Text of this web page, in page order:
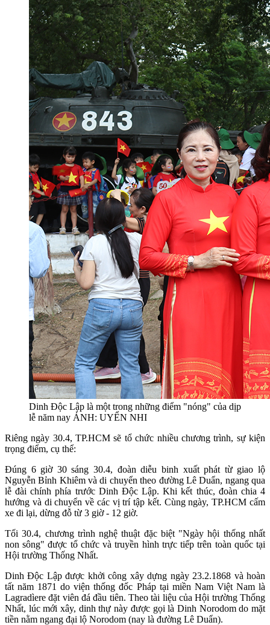
Dinh Độc Lập là một trong những điểm "nóng" của dịp
lễ năm nay ẢNH: UYỂN NHI
Riêng ngày 30.4, TP.HCM sẽ tổ chức nhiều chương trình, sự kiện
trọng điểm, cụ thể:
Đúng 6 giờ 30 sáng 30.4, đoàn diễu binh xuất phát từ giao lộ
Nguyễn Bỉnh Khiêm và di chuyển theo đường Lê Duẩn, ngang qua
lễ đài chính phía trước Dinh Độc Lập. Khi kết thúc, đoàn chia 4
hướng và di chuyển về các vị trí tập kết. Cùng ngày, TP.HCM cấm
xe đi lại, dừng đỗ từ 3 giờ - 12 giờ.
Tối 30.4, chương trình nghệ thuật đặc biệt "Ngày hội thống nhất
non sông" được tổ chức và truyền hình trực tiếp trên toàn quốc tại
Hội trường Thống Nhất.
Dinh Độc Lập được khởi công xây dựng ngày 23.2.1868 và hoàn
tất năm 1871 do viện thống đốc Pháp tại miền Nam Việt Nam là
Lagradìere đặt viên đá đầu tiên. Theo tài liệu của Hội trường Thống
Nhất, lúc mới xây, dinh thự này được gọi là Dinh Norodom do mặt
tiền nằm ngang đại lộ Norodom (nay là đường Lê Duẩn).